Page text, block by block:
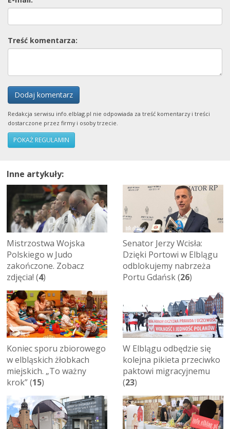
Treść komentarza:
Dodaj komentarz
Redakcja serwisu info.elblag.pl nie odpowiada za treść komentarzy i treści
dostarczone przez firmy i osoby trzecie.
POKAŻ REGULAMIN
Inne artykuły:
Mistrzostwa Wojska
Polskiego w Judo
zakończone. Zobacz
zdjęcia! (4)
Senator Jerzy Wcisła:
Dzięki Portowi w Elblągu
odblokujemy nabrzeża
Portu Gdańsk (26)
Koniec sporu zbiorowego
w elbląskich żłobkach
miejskich. „To ważny
krok” (15)
W Elblągu odbędzie się
kolejna pikieta przeciwko
paktowi migracyjnemu
(23)